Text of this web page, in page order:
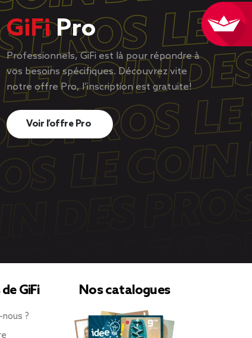
GiFiPro
Professionnels, GiFi est là pour répondre à
vos besoins spécifiques. Découvrez vite
notre offre Pro, l’inscription est gratuite!
Voir l’offre Pro
GiFi
?
Nos catalogues